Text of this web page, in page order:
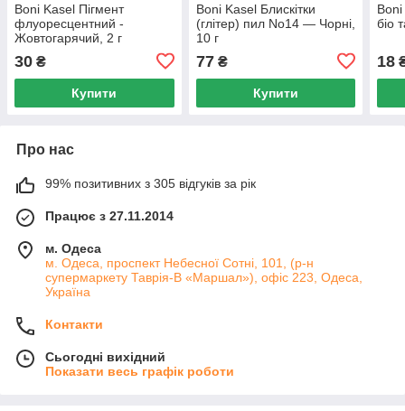
Boni Kasel Пігмент
флуоресцентний -
Жовтогарячий, 2 г
30 ₴
Купити
Boni Kasel Блискітки
(глітер) пил No14 — Чорні,
10 г
77₴
Купити
біо
18
Про нас
99% позитивних з 305 відгуків за рік
Працює з 27.11.2014
м. Одеса
м. Одеса, проспект Небесної Сотні, 101, (р-н
супермаркету Таврія-В «Маршал»), офіс 223, Одеса,
Україна
Контакти
Сьогодні вихідний
Показати весь графік роботи